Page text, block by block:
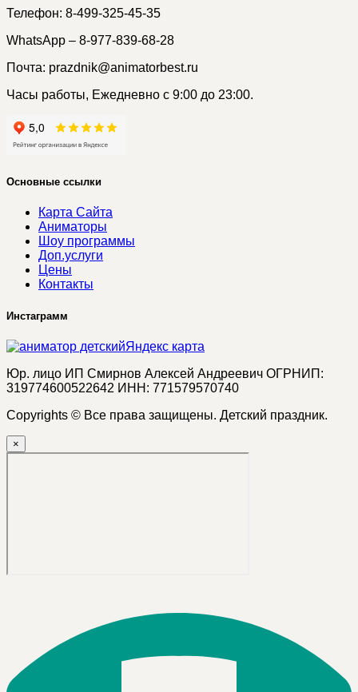
Телефон: 8-499-325-45-35
WhatsApp – 8-977-839-68-28
Почта: prazdnik@animatorbest.ru
Часы работы, Ежедневно с 9:00 до 23:00.
Основные ссылки
Карта Сайта
Аниматоры
Шоу программы
Доп.услуги
Цены
Контакты
Инстаграмм
Яндекс карта
Юр. лицо ИП Смирнов Алексей Андреевич ОГРНИП:
319774600522642 ИНН: 771579570740
Copyrights © Все права защищены. Детский праздник.
×